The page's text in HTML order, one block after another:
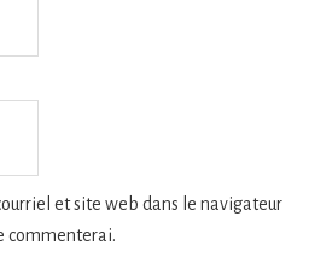
et site web dans le navigateur
commenterai.